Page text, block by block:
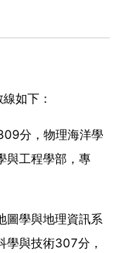
如下：
分，物理海洋學
與工程學部，專
學與地理資訊系
與技術307分，